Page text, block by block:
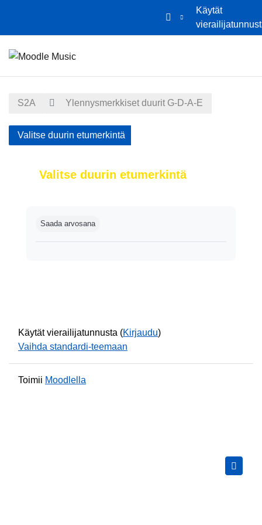
Käytät
S2A Ylennysmerkkiset duurit G-D-A-E
Valitse duurin etumerkintä
Valitse duurin etumerkintä
Saada arvosana
Käytät vierailijatunnusta (Kirjaudu)
Vaihda standardi-teemaan
Toimii Moodlella